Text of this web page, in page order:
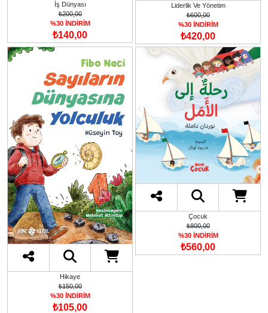
İş Dünyası
₺200,00
%30 İNDİRİM
₺140,00
Liderlik Ve Yönetim
₺600,00
%30 İNDİRİM
₺420,00
Hikaye
₺150,00
%30 İNDİRİM
₺105,00
Çocuk
₺800,00
%30 İNDİRİM
₺560,00